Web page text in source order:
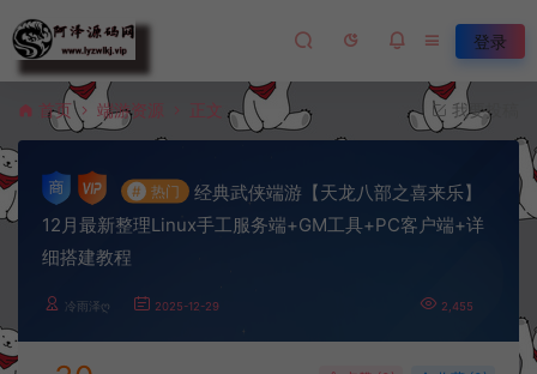
登录
首页 端游资源 正文 我要投稿
# 热门
经典武侠端游【天龙八部之喜来乐】
12月最新整理Linux手工服务端+GM工具+PC客户端+详
细搭建教程
冷雨泽ღ 2025-12-29 2,455